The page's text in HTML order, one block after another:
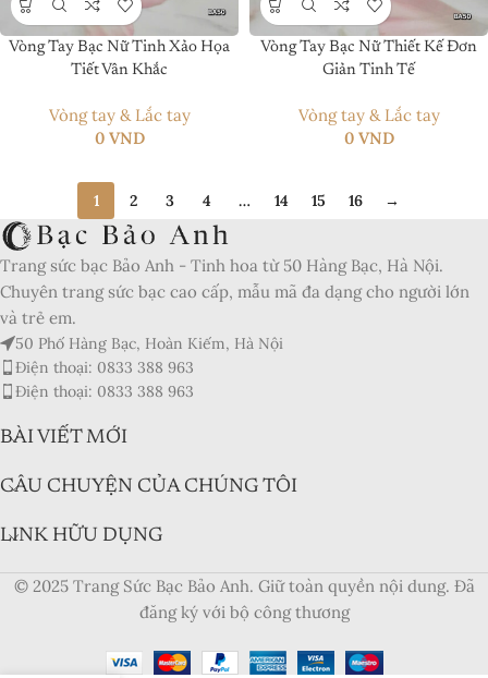
Vòng Tay Bạc Nữ Tinh Xảo Họa
Tiết Vân Khắc
Vòng tay & Lắc tay
0 VND
Vòng Tay Bạc Nữ Thiết Kế Đơn
Giản Tinh Tế
Vòng tay & Lắc tay
0 VND
1 2 3 4 … 14 15 16 →
Trang sức bạc Bảo Anh - Tinh hoa từ 50 Hàng Bạc, Hà Nội.
Chuyên trang sức bạc cao cấp, mẫu mã đa dạng cho người lớn
và trẻ em.
50 Phố Hàng Bạc, Hoàn Kiếm, Hà Nội
Điện thoại: 0833 388 963
Điện thoại: 0833 388 963
BÀI VIẾT MỚI
CÂU CHUYỆN CỦA CHÚNG TÔI
LINK HỮU DỤNG
© 2025 Trang Sức Bạc Bảo Anh. Giữ toàn quyền nội dung. Đã
đăng ký với bộ công thương